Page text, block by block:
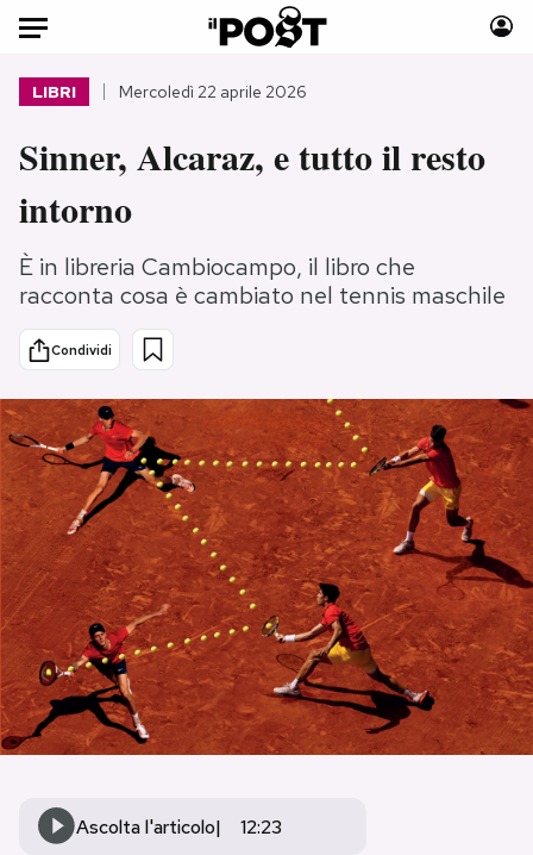
Auto
Politica
Tecnologia
Internet
Scienza
Cultura
Economia
Sport
Consumismi
Storie/Idee
Europa
Altrecose
Mondiali calcio 2026
PODCAST
NEWSLETTER
I MIEI PREFERITI
SHOP
LIBRI Mercoledì 22 aprile 2026
Sinner, Alcaraz, e tutto il resto
intorno
È in libreria Cambiocampo, il libro che
racconta cosa è cambiato nel tennis maschile
Condividi
Ascolta l'articolo 12:23